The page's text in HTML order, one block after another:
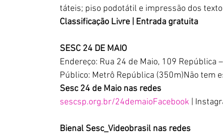
táteis; piso podotátil e impressão dos
Classificação Livre | Entrada gratuita
SESC 24 DE MAIO
Endereço: Rua 24 de Maio, 109
Público: Metrô República (350m)Não tem
Sesc 24 de Maio nas redes
sescsp.org.br/24demaioFacebook |
Bienal Sesc_Videobrasil nas redes